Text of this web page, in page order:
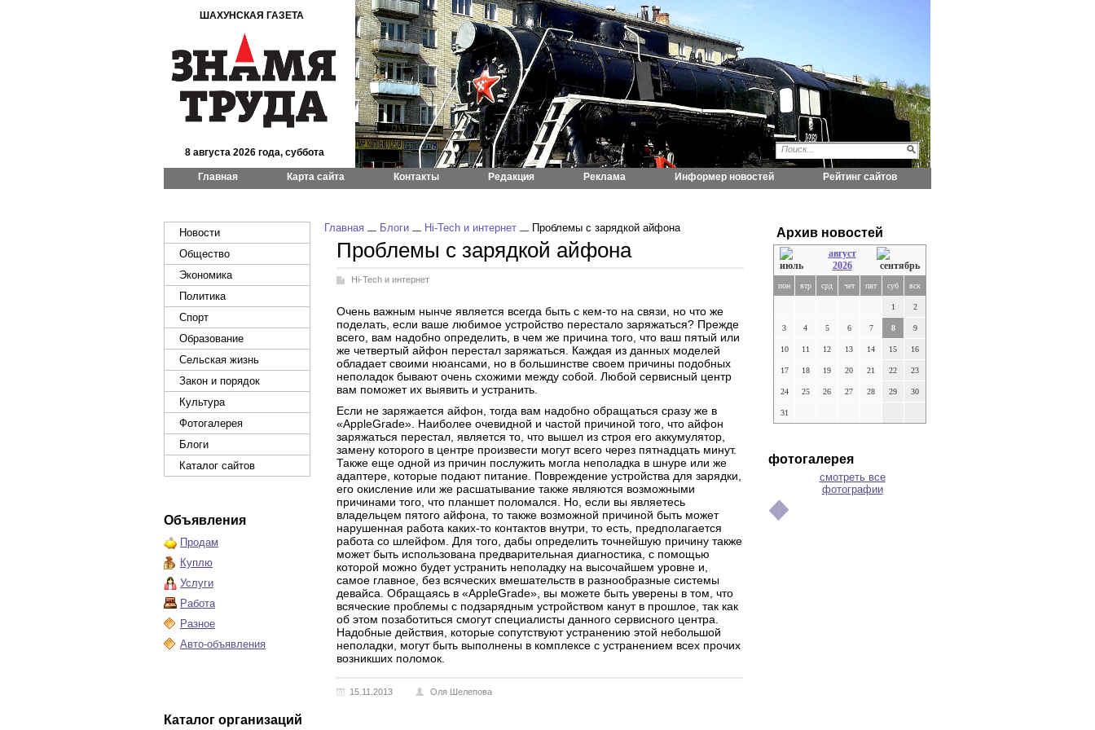
ШАХУНСКАЯ ГАЗЕТА
8 августа 2026 года, суббота
Главная Карта сайта Контакты Редакция Реклама Информер новостей Рейтинг сайтов
Новости
Общество
Экономика
Политика
Спорт
Образование
Сельская жизнь
Закон и порядок
Культура
Фотогалерея
Блоги
Каталог сайтов
Объявления
Продам
Куплю
Услуги
Работа
Разное
Авто-объявления
Главная Блоги Hi-Tech и интернет Проблемы с зарядкой айфона
Проблемы с зарядкой айфона
Hi-Tech и интернет
Очень важным нынче является всегда быть с кем-то на связи, но что же
поделать, если ваше любимое устройство перестало заряжаться? Прежде
всего, вам надобно определить, в чем же причина того, что ваш пятый или
же четвертый айфон перестал заряжаться. Каждая из данных моделей
обладает своими нюансами, но в большинстве своем причины подобных
неполадок бывают очень схожими между собой. Любой сервисный центр
вам поможет их выявить и устранить.
Если не заряжается айфон, тогда вам надобно обращаться сразу же в
«AppleGrade». Наиболее очевидной и частой причиной того, что айфон
заряжаться перестал, является то, что вышел из строя его аккумулятор,
замену которого в центре произвести могут всего через пятнадцать минут.
Также еще одной из причин послужить могла неполадка в шнуре или же
адаптере, которые подают питание. Повреждение устройства для зарядки,
его окисление или же расшатывание также являются возможными
причинами того, что планшет поломался. Но, если вы являетесь
владельцем пятого айфона, то также возможной причиной быть может
нарушенная работа каких-то контактов внутри, то есть, предполагается
работа со шлейфом. Для того, дабы определить точнейшую причину также
может быть использована предварительная диагностика, с помощью
которой можно будет устранить неполадку на высочайшем уровне и,
самое главное, без всяческих вмешательств в разнообразные системы
девайса. Обращаясь в «AppleGrade», вы можете быть уверены в том, что
всяческие проблемы с подзарядным устройством канут в прошлое, так как
об этом позаботиться смогут специалисты данного сервисного центра.
Надобные действия, которые сопутствуют устранению этой небольшой
неполадки, могут быть выполнены в комплексе с устранением всех прочих
возникших поломок.
15.11.2013 Оля Шелепова
Архив новостей
август
2026
пон втр срд чет пят суб вск
1 2
3 4 5 6 7 8 9
10 11 12 13 14 15 16
17 18 19 20 21 22 23
24 25 26 27 28 29 30
31
фотогалерея
смотреть все
фотографии
Каталог организаций